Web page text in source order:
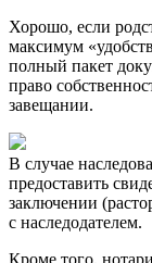
Хорошо, если
максимум
полный пакет
право
завещании.
В случае
предоставить
заключении
с наследодателем.
Кроме того,